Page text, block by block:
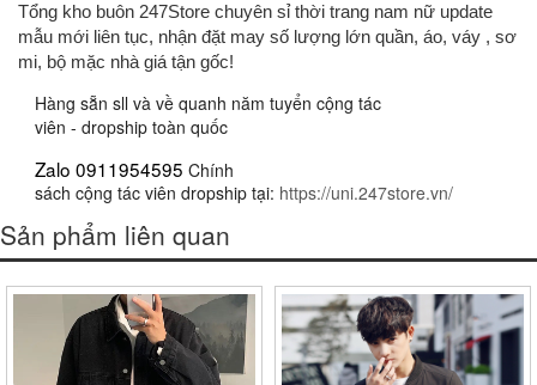
Tổng kho buôn 247Store chuyên sỉ thời trang nam nữ update
mẫu mới liên tục, nhận đặt may số lượng lớn quần, áo, váy , sơ
mi, bộ mặc nhà giá tận gốc!
Hàng sẵn sll và về quanh năm tuyển cộng tác
viên - dropship toàn quốc
Zalo 0911954595 Chính
sách cộng tác viên dropship tại: https://uni.247store.vn/
Sản phẩm liên quan